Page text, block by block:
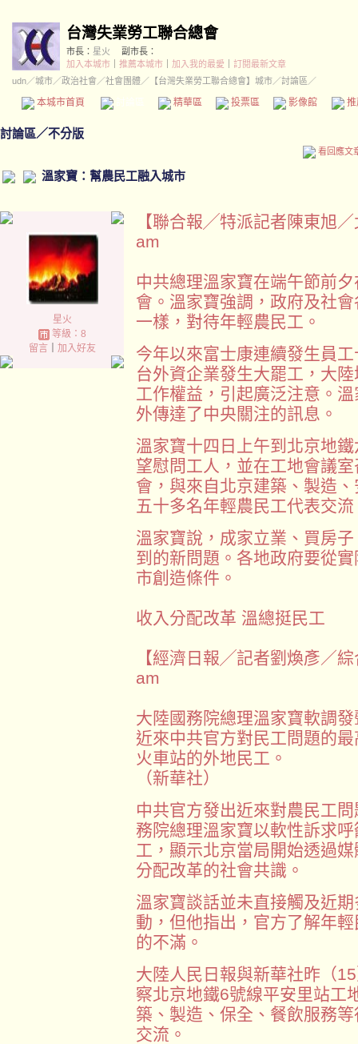
台灣失業勞工聯合總會
市長： 星火
副市長：
加入本城市
推薦本城市 加入我的最愛
訂閱最新文章
udn／城市／政治社會 ／社會團體／ 【台灣失業勞工聯合總會】城市／討論區／
本城市首頁 精華區 投票區 影像館
討論區／不分版
看回應文
溫家寶：幫農民工融入城市
星火
等級：8
留言｜ 加入好友
【聯合報╱特派記者陳東旭
am
中共總理溫家寶在端午節前
會。溫家寶強調，政府及社
一樣，對待年輕農民工。
今年以來富士康連續發生員
台外資企業發生大罷工，大
工作權益，引起廣泛注意。
外傳達了中央關注的訊息。
溫家寶十四日上午到北京地
望慰問工人，並在工地會議
會，與來自北京建築、製造
五十多名年輕農民工代表交流
溫家寶說，成家立業、買房
到的新問題。各地政府要從
市創造條件。
收入分配改革 溫總挺民工
【經濟日報╱記者劉煥彥／
am
大陸國務院總理溫家寶軟調
近來中共官方對民工問題的
火車站的外地民工。
（新華社）
中共官方發出近來對農民工
務院總理溫家寶以軟性訴求
工，顯示北京當局開始透過
分配改革的社會共識。
溫家寶談話並未直接觸及近
動，但他指出，官方了解年
的不滿。
大陸人民日報與新華社昨（
察北京地鐵6號線平安里站工
築、製造、保全、餐飲服務
交流。